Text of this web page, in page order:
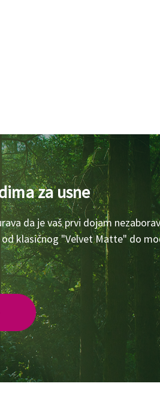
za usne
da je vaš prvi dojam
klasičnog "Velvet Matte" do